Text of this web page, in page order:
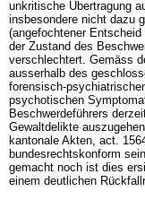
unkritische Übertragung
insbesondere nicht dazu
(angefochtener
der Zustand des
verschlechtert. Gemäss
ausserhalb des
forensisch-
psychotischen
Beschwerdeführers
Gewaltdelikte
kantonale Akten, act.
bundesrechtskonform
gemacht noch ist dies
einem deutlichen